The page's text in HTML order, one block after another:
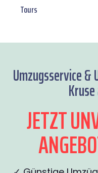
Tours
Umzugsservice
JETZT